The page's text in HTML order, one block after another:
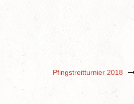
Pfingstreitturnier 2018